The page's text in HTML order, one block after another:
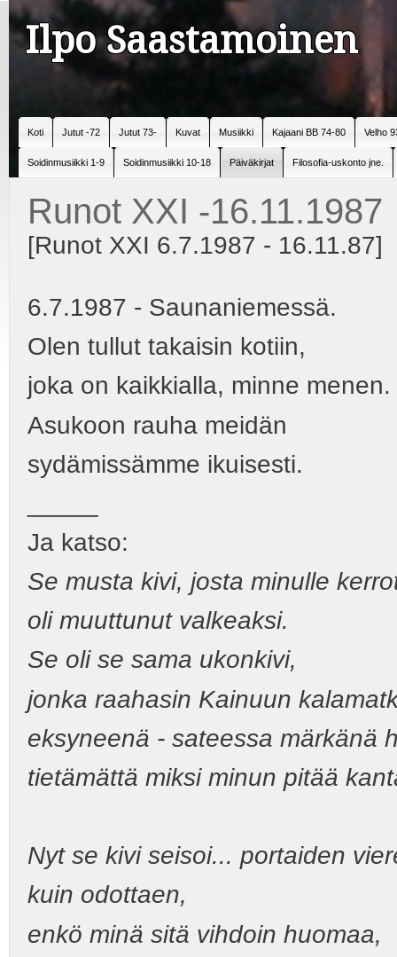
Ilpo Saastamoinen
Koti Jutut -72 Jutut 73- Kuvat Musiikki Kajaani BB 74-80 Velho
Soidinmusiikki 1-9 Soidinmusiikki 10-18 Päiväkirjat Filosofia-uskonto jne.
Runot XXI -16.11.1987
[Runot XXI 6.7.1987 - 16.11.87]
6.7.1987 - Saunaniemessä.
Olen tullut takaisin kotiin,
joka on kaikkialla, minne menen.
Asukoon rauha meidän
sydämissämme ikuisesti.
Ja katso:
Se musta kivi, josta minulle
oli muuttunut valkeaksi.
Se oli se sama ukonkivi,
jonka raahasin Kainuun
eksyneenä - sateessa märkänä
tietämättä miksi minun pitää
Nyt se kivi seisoi... portaiden
kuin odottaen,
enkö minä sitä vihdoin huomaa,